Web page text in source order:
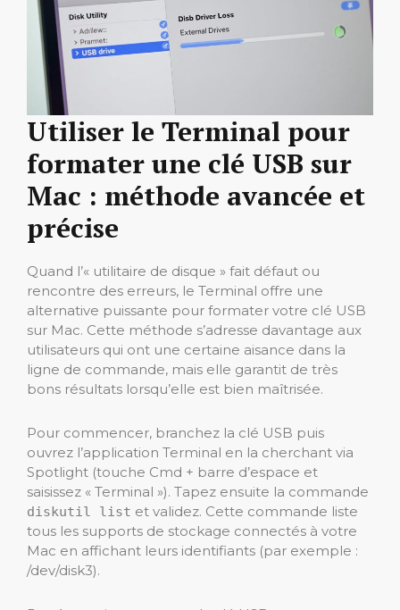
Utiliser le Terminal pour
formater une clé USB sur
Mac : méthode avancée et
précise
Quand l’« utilitaire de disque » fait défaut ou
rencontre des erreurs, le Terminal offre une
alternative puissante pour formater votre clé USB
sur Mac. Cette méthode s’adresse davantage aux
utilisateurs qui ont une certaine aisance dans la
ligne de commande, mais elle garantit de très
bons résultats lorsqu’elle est bien maîtrisée.
Pour commencer, branchez la clé USB puis
ouvrez l’application Terminal en la cherchant via
Spotlight (touche Cmd + barre d’espace et
saisissez « Terminal »). Tapez ensuite la commande
diskutil list et validez. Cette commande liste
tous les supports de stockage connectés à votre
Mac en affichant leurs identifiants (par exemple :
/dev/disk3).